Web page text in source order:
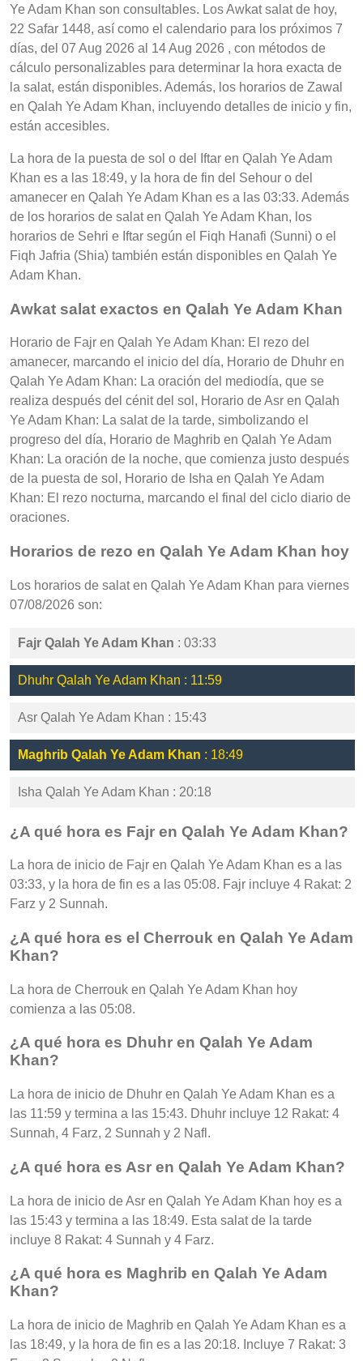
Ye Adam Khan son consultables. Los Awkat salat de hoy,
22 Safar 1448, así como el calendario para los próximos 7
días, del 07 Aug 2026 al 14 Aug 2026 , con métodos de
cálculo personalizables para determinar la hora exacta de
la salat, están disponibles. Además, los horarios de Zawal
en Qalah Ye Adam Khan, incluyendo detalles de inicio y fin,
están accesibles.
La hora de la puesta de sol o del Iftar en Qalah Ye Adam
Khan es a las 18:49, y la hora de fin del Sehour o del
amanecer en Qalah Ye Adam Khan es a las 03:33. Además
de los horarios de salat en Qalah Ye Adam Khan, los
horarios de Sehri e Iftar según el Fiqh Hanafi (Sunni) o el
Fiqh Jafria (Shia) también están disponibles en Qalah Ye
Adam Khan.
Awkat salat exactos en Qalah Ye Adam Khan
Horario de Fajr en Qalah Ye Adam Khan: El rezo del
amanecer, marcando el inicio del día, Horario de Dhuhr en
Qalah Ye Adam Khan: La oración del mediodía, que se
realiza después del cénit del sol, Horario de Asr en Qalah
Ye Adam Khan: La salat de la tarde, simbolizando el
progreso del día, Horario de Maghrib en Qalah Ye Adam
Khan: La oración de la noche, que comienza justo después
de la puesta de sol, Horario de Isha en Qalah Ye Adam
Khan: El rezo nocturna, marcando el final del ciclo diario de
oraciones.
Horarios de rezo en Qalah Ye Adam Khan hoy
Los horarios de salat en Qalah Ye Adam Khan para viernes
07/08/2026 son:
Fajr Qalah Ye Adam Khan : 03:33
Dhuhr Qalah Ye Adam Khan : 11:59
Asr Qalah Ye Adam Khan : 15:43
Maghrib Qalah Ye Adam Khan : 18:49
Isha Qalah Ye Adam Khan : 20:18
¿A qué hora es Fajr en Qalah Ye Adam Khan?
La hora de inicio de Fajr en Qalah Ye Adam Khan es a las
03:33, y la hora de fin es a las 05:08. Fajr incluye 4 Rakat: 2
Farz y 2 Sunnah.
¿A qué hora es el Cherrouk en Qalah Ye Adam
Khan?
La hora de Cherrouk en Qalah Ye Adam Khan hoy
comienza a las 05:08.
¿A qué hora es Dhuhr en Qalah Ye Adam
Khan?
La hora de inicio de Dhuhr en Qalah Ye Adam Khan es a
las 11:59 y termina a las 15:43. Dhuhr incluye 12 Rakat: 4
Sunnah, 4 Farz, 2 Sunnah y 2 Nafl.
¿A qué hora es Asr en Qalah Ye Adam Khan?
La hora de inicio de Asr en Qalah Ye Adam Khan hoy es a
las 15:43 y termina a las 18:49. Esta salat de la tarde
incluye 8 Rakat: 4 Sunnah y 4 Farz.
¿A qué hora es Maghrib en Qalah Ye Adam
Khan?
La hora de inicio de Maghrib en Qalah Ye Adam Khan es a
las 18:49, y la hora de fin es a las 20:18. Incluye 7 Rakat: 3